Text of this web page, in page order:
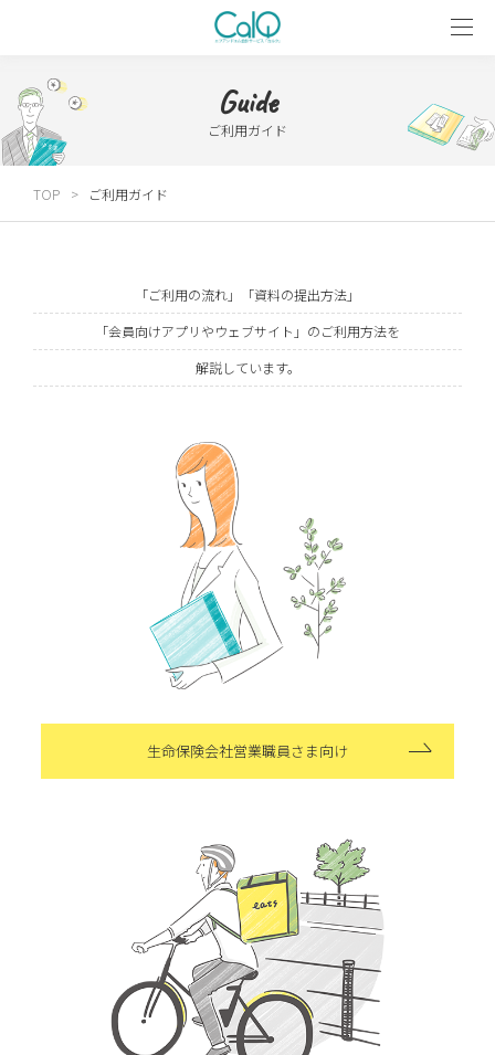
Guide
ご利用ガイド
TOP ご利用ガイド
「ご利用の流れ」「資料の提出方法」
「会員向けアプリやウェブサイト」のご利用方法を
解説しています。
生命保険会社営業職員さま向け